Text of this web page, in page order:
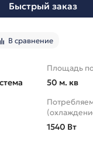
Быстрый заказ
В сравнение
Площадь
50 м. кв
1540 Вт